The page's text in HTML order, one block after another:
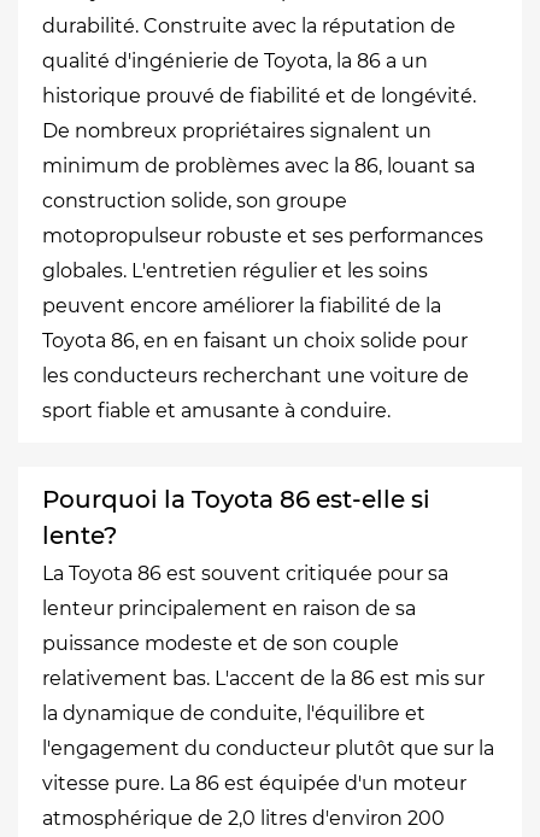
durabilité. Construite avec la réputation de
qualité d'ingénierie de Toyota, la 86 a un
historique prouvé de fiabilité et de longévité.
De nombreux propriétaires signalent un
minimum de problèmes avec la 86, louant sa
construction solide, son groupe
motopropulseur robuste et ses performances
globales. L'entretien régulier et les soins
peuvent encore améliorer la fiabilité de la
Toyota 86, en en faisant un choix solide pour
les conducteurs recherchant une voiture de
sport fiable et amusante à conduire.
Pourquoi la Toyota 86 est-elle si
lente?
La Toyota 86 est souvent critiquée pour sa
lenteur principalement en raison de sa
puissance modeste et de son couple
relativement bas. L'accent de la 86 est mis sur
la dynamique de conduite, l'équilibre et
l'engagement du conducteur plutôt que sur la
vitesse pure. La 86 est équipée d'un moteur
atmosphérique de 2,0 litres d'environ 200